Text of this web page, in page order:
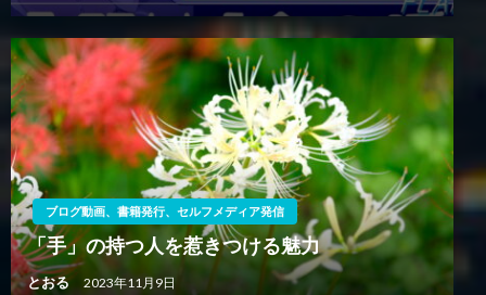
ブログ動画、書籍発行、セルフメディア発信
「手」の持つ人を惹きつける魅力
とおる 2023年11月9日